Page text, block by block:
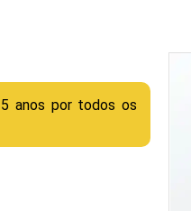
anos por todos os